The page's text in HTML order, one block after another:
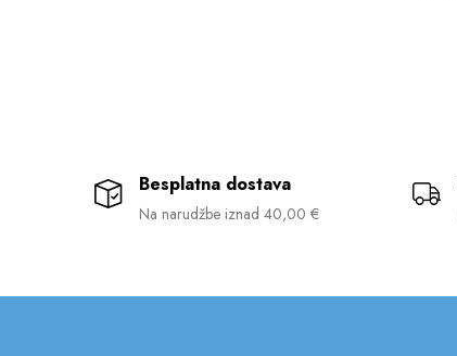
Besplatna dostava
Na narudžbe iznad 40,00 €